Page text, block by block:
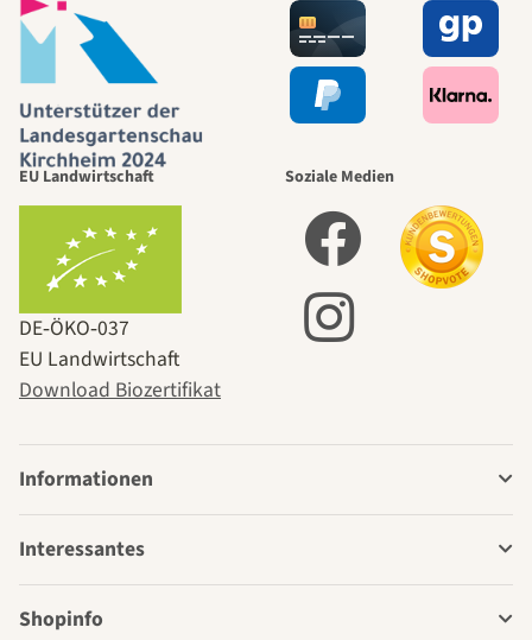
EU Landwirtschaft
DE‑ÖKO‑037
EU Landwirtschaft
Download Biozertifikat
Soziale Medien
Informationen
Interessantes
Shopinfo